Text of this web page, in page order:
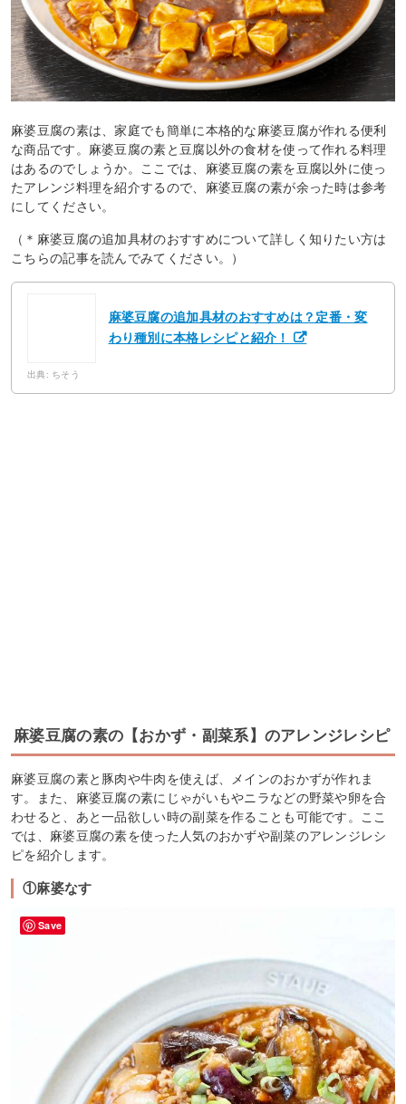
麻婆豆腐の素は、家庭でも簡単に本格的な麻婆豆腐が作れる便利
な商品です。麻婆豆腐の素と豆腐以外の食材を使って作れる料理
はあるのでしょうか。ここでは、麻婆豆腐の素を豆腐以外に使っ
たアレンジ料理を紹介するので、麻婆豆腐の素が余った時は参考
にしてください。
（＊麻婆豆腐の追加具材のおすすめについて詳しく知りたい方は
こちらの記事を読んでみてください。）
麻婆豆腐の追加具材のおすすめは？定番・変
わり種別に本格レシピと紹介！
出典: ちそう
麻婆豆腐の素の【おかず・副菜系】のアレンジレシピ
麻婆豆腐の素と豚肉や牛肉を使えば、メインのおかずが作れま
す。また、麻婆豆腐の素にじゃがいもやニラなどの野菜や卵を合
わせると、あと一品欲しい時の副菜を作ることも可能です。ここ
では、麻婆豆腐の素を使った人気のおかずや副菜のアレンジレシ
ピを紹介します。
①麻婆なす
Save